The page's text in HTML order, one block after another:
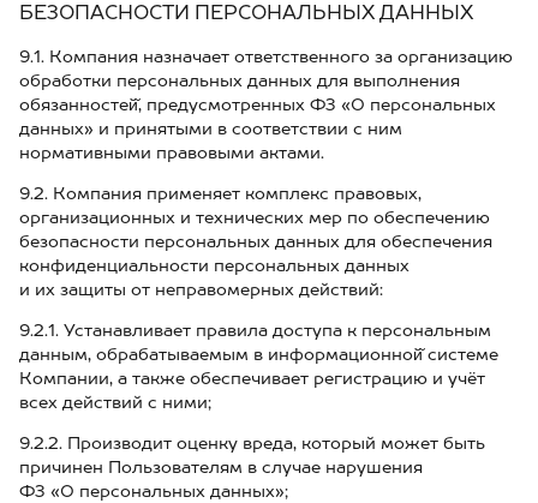
БЕЗОПАСНОСТИ ПЕРСОНАЛЬНЫХ ДАННЫХ
9.1. Компания назначает ответственного за организацию
обработки персональных данных для выполнения
обязанностей̆, предусмотренных ФЗ «О персональных
данных» и принятыми в соответствии с ним
нормативными правовыми актами.
9.2. Компания применяет комплекс правовых,
организационных и технических мер по обеспечению
безопасности персональных данных для обеспечения
конфиденциальности персональных данных
и их защиты от неправомерных действий:
9.2.1. Устанавливает правила доступа к персональным
данным, обрабатываемым в информационной̆ системе
Компании, а также обеспечивает регистрацию и учёт
всех действий с ними;
9.2.2. Производит оценку вреда, который может быть
причинен Пользователям в случае нарушения
ФЗ «О персональных данных»;